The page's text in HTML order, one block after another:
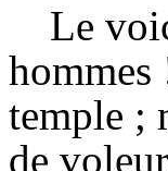
Le
hommes
temple ;
de